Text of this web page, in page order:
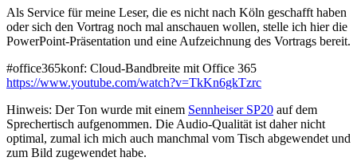
Als Service für meine Leser, die es nicht nach Köln geschafft haben
oder sich den Vortrag noch mal anschauen wollen, stelle ich hier die
PowerPoint-Präsentation und eine Aufzeichnung des Vortrags bereit.
#office365konf: Cloud-Bandbreite mit Office 365
https://www.youtube.com/watch?v=TkKn6gkTzrc
Hinweis: Der Ton wurde mit einem Sennheiser SP20 auf dem
Sprechertisch aufgenommen. Die Audio-Qualität ist daher nicht
optimal, zumal ich mich auch manchmal vom Tisch abgewendet und
zum Bild zugewendet habe.